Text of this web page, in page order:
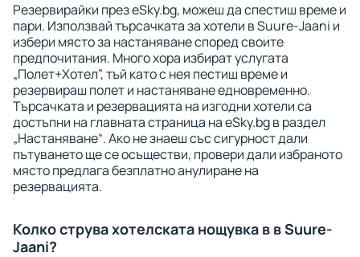
Резервирайки през eSky.bg, можеш да спестиш време и
пари. Използвай търсачката за хотели в Suure-Jaani и
избери място за настаняване според своите
предпочитания. Много хора избират услугата
„Полет+Хотел”, тъй като с нея пестиш време и
резервираш полет и настаняване едновременно.
Търсачката и резервацията на изгодни хотели са
достъпни на главната страница на eSky.bg в раздел
„Настаняване“. Ако не знаеш със сигурност дали
пътуването ще се осъществи, провери дали избраното
място предлага безплатно анулиране на
резервацията.
Колко струва хотелската нощувка в в Suure-
Jaani?